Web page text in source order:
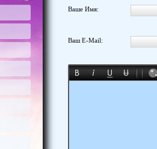
Ваше Имя:
Ваш E-Mail: